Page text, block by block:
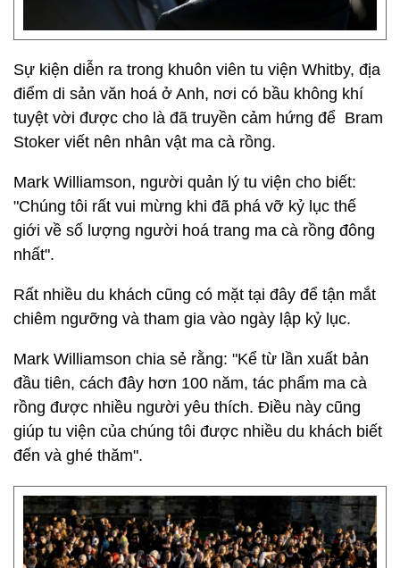
Sự kiện diễn ra trong khuôn viên tu viện Whitby, địa
điểm di sản văn hoá ở Anh, nơi có bầu không khí
tuyệt vời được cho là đã truyền cảm hứng để Bram
Stoker viết nên nhân vật ma cà rồng.
Mark Williamson, người quản lý tu viện cho biết:
"Chúng tôi rất vui mừng khi đã phá vỡ kỷ lục thế
giới về số lượng người hoá trang ma cà rồng đông
nhất".
Rất nhiều du khách cũng có mặt tại đây để tận mắt
chiêm ngưỡng và tham gia vào ngày lập kỷ lục.
Mark Williamson chia sẻ rằng: "Kể từ lần xuất bản
đầu tiên, cách đây hơn 100 năm, tác phẩm ma cà
rồng được nhiều người yêu thích. Điều này cũng
giúp tu viện của chúng tôi được nhiều du khách biết
đến và ghé thăm".